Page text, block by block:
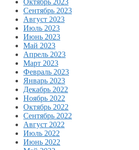
Октябрь 2023
Сентябрь 2023
Август 2023
Июль 2023
Июнь 2023
Май 2023
Апрель 2023
Март 2023
Февраль 2023
Январь 2023
Декабрь 2022
Ноябрь 2022
Октябрь 2022
Сентябрь 2022
Август 2022
Июль 2022
Июнь 2022